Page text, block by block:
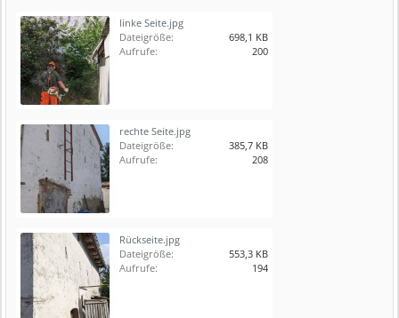
linke Seite.jpg
Dateigröße:
698,1 KB
Aufrufe:
200
rechte Seite.jpg
Dateigröße:
385,7 KB
Aufrufe:
208
Rückseite.jpg
Dateigröße:
553,3 KB
Aufrufe:
194